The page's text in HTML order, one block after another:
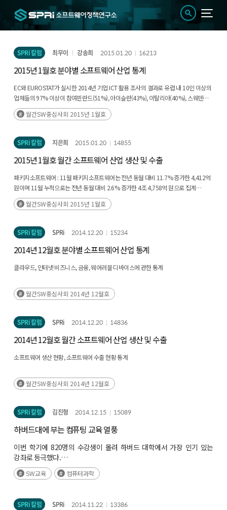
SPRi 칼럼 최무이 강송희 2015.01.20 16213
2015년 1월호 분야별 소프트웨어 산업 통계
EC와 EUROSTAT가 실시한 2014년 기업 ICT 활용 조사의 결과로 유럽 내 10인 이상의
업체들의 97% 이상이 참여핀란드(51%), 아이슬란(43%), 이탈리아(40%), 스웨덴
(39%), 덴마크(38%) 등 국가들의 클라우드 이용률이 매우 높은 것으로 집계
월간SW중심사회 2015년 1월호
SPRi 칼럼 지은희 2015.01.20 14855
2015년 1월호 월간 소프트웨어 산업 생산 및 수출
패키지소프트웨어 : 11월 패키지소프트웨어는 전년 동월 대비 11.7% 증가한 4,412억
원이며 11월 누적으로는 전년 동월 대비 2.6% 증가한 4조 4,758억 원으로 집계
IT 서비스 : 11월 IT 서비스는 전년 동월 대비 9.6% 증가한 2조 7,205억 원이며, 11월
누적 규모는 27조 4,748억 원으로 전년 동월 대비 0.8% 증가
월간SW중심사회 2015년 1월호
SPRi 칼럼 SPRi 2014.12.20 15234
2014년 12월호 분야별 소프트웨어 산업 통계
클라우드, 인터넷 비즈니스, 금융, 웨어러블 디바이스에 관한 통계
월간SW중심사회 2014년 12월호
SPRi 칼럼 SPRi 2014.12.20 14836
2014년 12월호 월간 소프트웨어 산업 생산 및 수출
소프트웨어 생산 현황, 소프트웨어 수출 현황 통계
월간SW중심사회 2014년 12월호
SPRi 칼럼 김진형 2014.12.15 15089
하버드대에 부는 컴퓨팅 교육 열풍
이번 학기에 820명의 수강생이 몰려 하버드 대학에서 가장 인기 있는
강좌로 등극했다.
한 동안 인기를 누리던 마이클 셀던 교수의 '정의란 무엇인가?'란 강좌와
맨큐 교수의 '경제학원론' 강좌를 제치고 지난 10년 동안에 가장 많은
SW교육 컴퓨터과학
SPRi 칼럼 SPRi 2014.11.22 13386